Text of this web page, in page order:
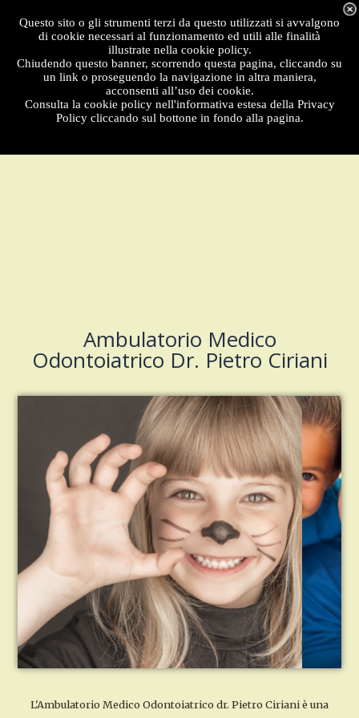
Questo sito o gli strumenti terzi da questo utilizzati si avvalgono
di cookie necessari al funzionamento ed utili alle finalità
illustrate nella cookie policy.
Chiudendo questo banner, scorrendo questa pagina, cliccando su
un link o proseguendo la navigazione in altra maniera,
acconsenti all’uso dei cookie.
Consulta la cookie policy nell'informativa estesa della Privacy
Policy cliccando sul bottone in fondo alla pagina.
Ambulatorio Medico
Odontoiatrico Dr. Pietro Ciriani
L'Ambulatorio Medico Odontoiatrico dr. Pietro Ciriani è una
Menu